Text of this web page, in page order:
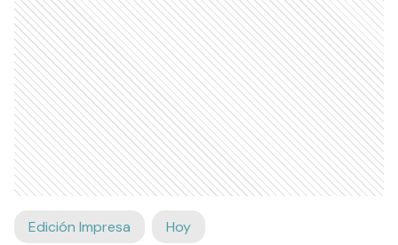
Edición Impresa Hoy